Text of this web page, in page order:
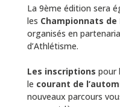
La 9ème édition sera
les Championnats de
organisés en
d’Athlétisme.
Les inscriptions pour
le courant de
nouveaux parcours